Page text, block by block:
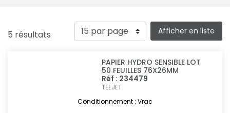
5 résultats Afficher en liste
PAPIER HYDRO SENSIBLE LOT
50 FEUILLES 76X26MM
Réf : 234479
TEEJET
Conditionnement : Vrac